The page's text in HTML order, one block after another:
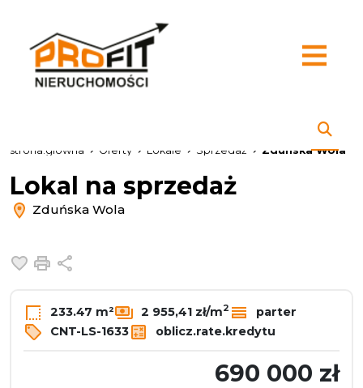
strona.glowna Oferty Lokale Sprzedaż Zduńska Wola
Lokal na sprzedaż
Zduńska Wola
Dodaj do ulubionych
Drukuj
233.47 m² 2 955,41 zł/m2
parter
CNT-LS-1633
oblicz.rate.kredytu
690 000 zł